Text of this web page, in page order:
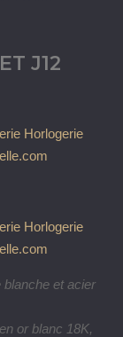
J12
et acier
or blanc 18K,